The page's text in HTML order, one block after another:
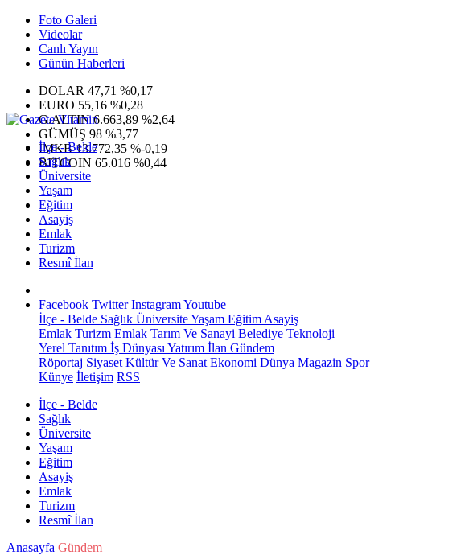
Foto Galeri
Videolar
Canlı Yayın
Günün Haberleri
DOLAR 47,71 %0,17
EURO 55,16 %0,28
G.ALTIN6.663,89 %2,64
GÜMÜŞ 98 %3,77
IMKB13.772,35 %-0,19
BITCOIN 65.016 %0,44
İlçe - Belde
Sağlık
Üniversite
Yaşam
Eğitim
Asayiş
Emlak
Turizm
Resmî İlan
Facebook Twitter InstagramYoutube
İlçe - Belde Sağlık ÜniversiteYaşam Eğitim Asayiş
Emlak Turizm Emlak Tarım Ve Sanayi Belediye Teknoloji
Yerel Tanıtım İş Dünyası Yatırım İlan Gündem
Röportaj Siyaset Kültür Ve Sanat Ekonomi Dünya Magazin Spor
Künye İletişim RSS
İlçe - Belde
Sağlık
Üniversite
Yaşam
Eğitim
Asayiş
Emlak
Turizm
Resmî İlan
Anasayfa Gündem